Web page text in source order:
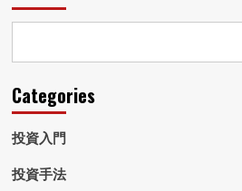
Categories
投資入門
投資手法